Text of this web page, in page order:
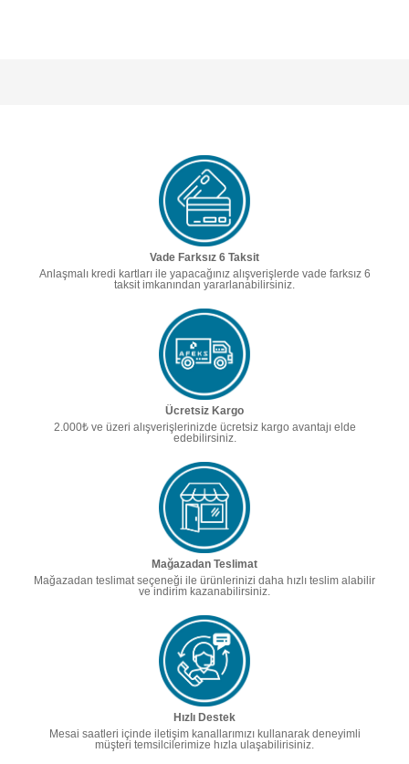
Vade Farksız 6 Taksit
Anlaşmalı kredi kartları ile yapacağınız alışverişlerde vade farksız 6
taksit imkanından yararlanabilirsiniz.
Ücretsiz Kargo
2.000₺ ve üzeri alışverişlerinizde ücretsiz kargo avantajı elde
edebilirsiniz.
Mağazadan Teslimat
Mağazadan teslimat seçeneği ile ürünlerinizi daha hızlı teslim alabilir
ve indirim kazanabilirsiniz.
Hızlı Destek
Mesai saatleri içinde iletişim kanallarımızı kullanarak deneyimli
müşteri temsilcilerimize hızla ulaşabilirisiniz.